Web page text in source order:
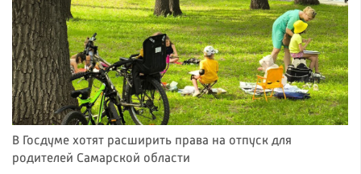
В Госдуме хотят расширить права на отпуск для
родителей Самарской области